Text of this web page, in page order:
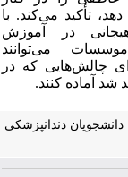
تأکید می‌کند. با
در آموزش
می‌‌توانند
چالش‌هایی که در
آماده کنند.
دندانپزشکی